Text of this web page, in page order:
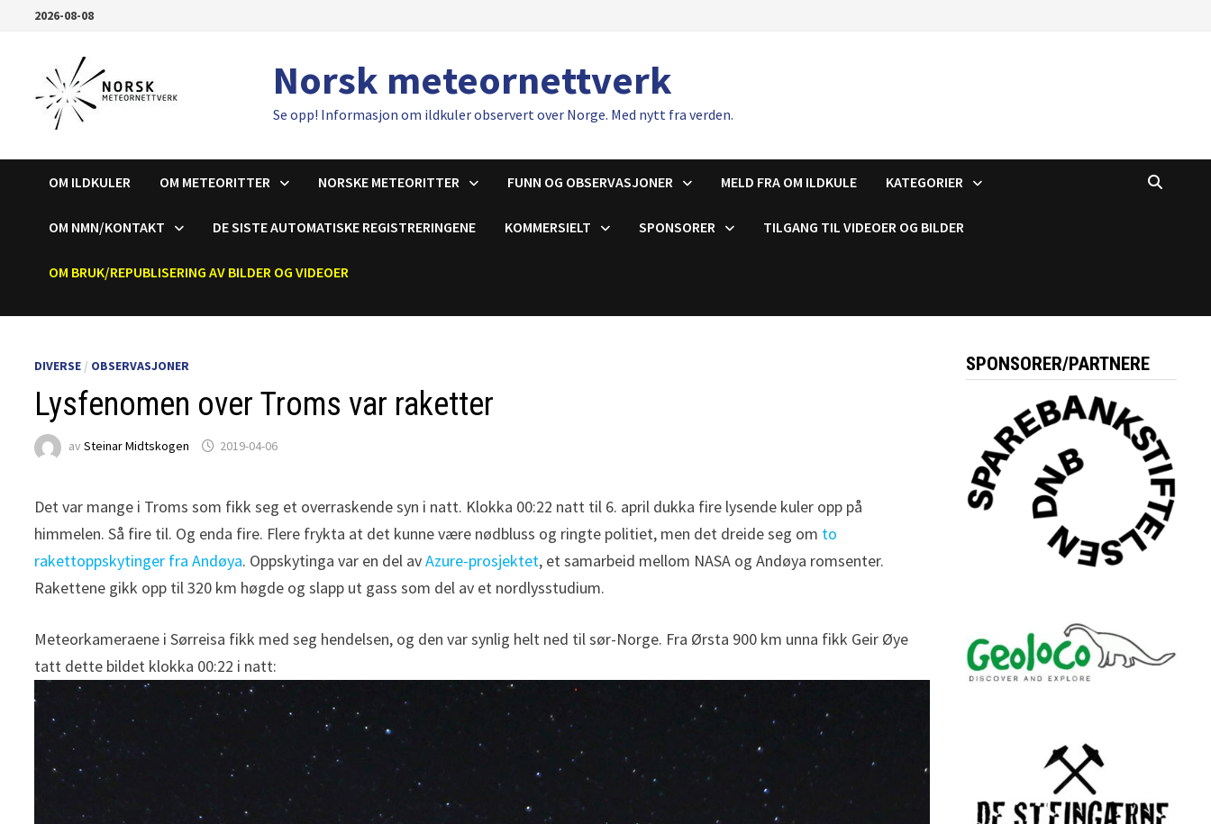
2026-08-08
Norsk meteornettverk
Se opp! Informasjon om ildkuler observert over Norge. Med nytt fra verden.
OM ILDKULER OM METEORITTER NORSKE METEORITTER FUNN OG OBSERVASJONER MELD FRA OM ILDKULE KATEGORIER
OM NMN/KONTAKT DE SISTE AUTOMATISKE REGISTRERINGENE KOMMERSIELT SPONSORER TILGANG TIL VIDEOER OG BILDER
OM BRUK/REPUBLISERING AV BILDER OG VIDEOER
DIVERSE / OBSERVASJONER
Lysfenomen over Troms var raketter
avSteinar Midtskogen 2019-04-06
Det var mange i Troms som fikk seg et overraskende syn i natt. Klokka 00:22 natt til 6. april dukka fire lysende kuler opp på
himmelen. Så fire til. Og enda fire. Flere frykta at det kunne være nødbluss og ringte politiet, men det dreide seg om to
rakettoppskytinger fra Andøya. Oppskytinga var en del avAzure-prosjektet, et samarbeid mellom NASA og Andøya romsenter.
Rakettene gikk opp til 320 km høgde og slapp ut gass som del av et nordlysstudium.
Meteorkameraene i Sørreisa fikk med seg hendelsen, og den var synlig helt ned til sør-Norge. Fra Ørsta 900 km unna fikk Geir Øye
tatt dette bildet klokka 00:22 i natt:
SPONSORER/PARTNERE